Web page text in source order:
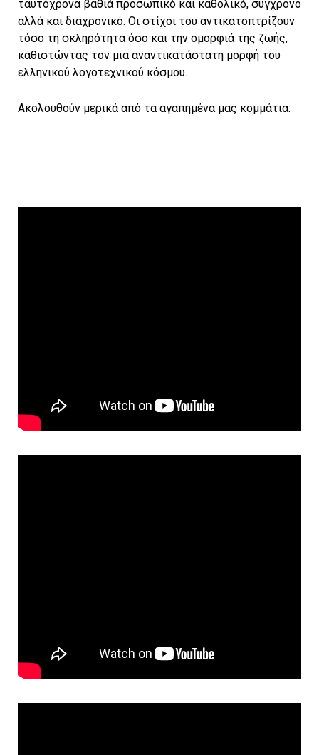
ταυτόχρονα βαθιά προσωπικό και καθολικό, σύγχρονο
αλλά και διαχρονικό. Οι στίχοι του αντικατοπτρίζουν
τόσο τη σκληρότητα όσο και την ομορφιά της ζωής,
καθιστώντας τον μια αναντικατάστατη μορφή του
ελληνικού λογοτεχνικού κόσμου.
Ακολουθούν μερικά από τα αγαπημένα μας κομμάτια: